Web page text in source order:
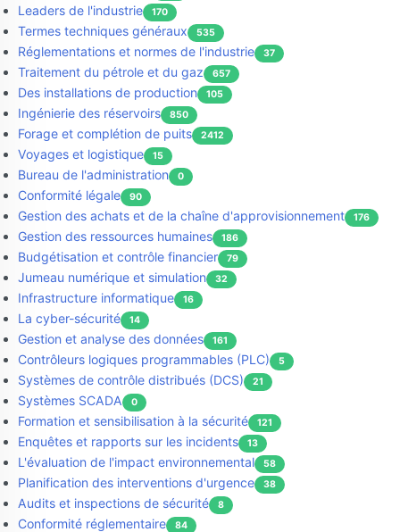
Leaders de l'industrie 170
Termes techniques généraux 535
Réglementations et normes de l'industrie 37
Traitement du pétrole et du gaz 657
Des installations de production 105
Ingénierie des réservoirs 850
Forage et complétion de puits 2412
Voyages et logistique 15
Bureau de l'administration 0
Conformité légale 90
Gestion des achats et de la chaîne d'approvisionnement 176
Gestion des ressources humaines 186
Budgétisation et contrôle financier 79
Jumeau numérique et simulation 32
Infrastructure informatique 16
La cyber-sécurité 14
Gestion et analyse des données 161
Contrôleurs logiques programmables (PLC) 5
Systèmes de contrôle distribués (DCS) 21
Systèmes SCADA 0
Formation et sensibilisation à la sécurité 121
Enquêtes et rapports sur les incidents 13
L'évaluation de l'impact environnemental 58
Planification des interventions d'urgence 38
Audits et inspections de sécurité 8
Conformité réglementaire 84